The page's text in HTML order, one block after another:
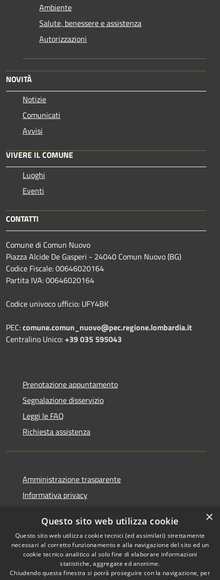
Ambiente
Salute, benessere e assistenza
Autorizzazioni
NOVITÀ
Notizie
Comunicati
Avvisi
VIVERE IL COMUNE
Luoghi
Eventi
CONTATTI
Comune di Comun Nuovo
Piazza Alcide De Gasperi - 24040 Comun Nuovo (BG)
Codice Fiscale: 00646020164
Partita IVA: 00646020164
Codice univoco ufficio: UFY4BK
PEC:comune.comun_nuovo@pec.regione.lombardia.it
Centralino Unico:+39 035 595043
Prenotazione appuntamento
Segnalazione disservizio
Leggi le FAQ
Richiesta assistenza
Amministrazione trasparente
Informativa privacy
Dichiarazione di accessibilità
RSS Copyright © 2026 • Comune di
×
Questo sito web utilizza cookie
Questo sito web utilizza cookie tecnici (ed assimilati) strettamente
necessari al corretto funzionamento e alla navigazione del sito ed un
cookie tecnico analitico al solo fine di elaborare informazioni
statistiche, aggregate ed anonime.
Chiudendo questa finestra si potrà proseguire con la navigazione, per